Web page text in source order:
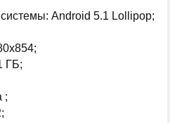
Android 5.1 Lollipop;
ГБ;
;